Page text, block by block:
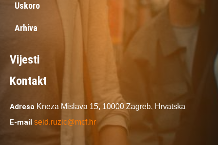
Uskoro
Arhiva
Vijesti
Kontakt
Adresa Kneza Mislava 15, 10000 Zagreb, Hrvatska
E-mail seid.ruzic@mcf.hr